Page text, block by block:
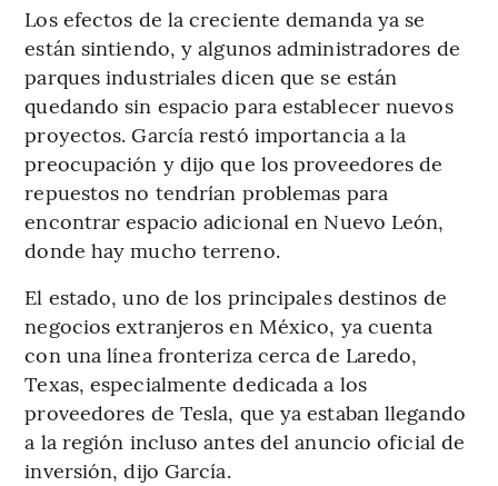
Los efectos de la creciente demanda ya se
están sintiendo, y algunos administradores de
parques industriales dicen que se están
quedando sin espacio para establecer nuevos
proyectos. García restó importancia a la
preocupación y dijo que los proveedores de
repuestos no tendrían problemas para
encontrar espacio adicional en Nuevo León,
donde hay mucho terreno.
El estado, uno de los principales destinos de
negocios extranjeros en México, ya cuenta
con una línea fronteriza cerca de Laredo,
Texas, especialmente dedicada a los
proveedores de Tesla, que ya estaban llegando
a la región incluso antes del anuncio oficial de
inversión, dijo García.